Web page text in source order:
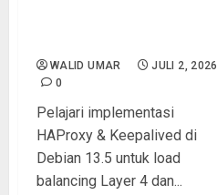
WALID UMAR
JULI 2, 2026
0
Pelajari implementasi
HAProxy & Keepalived di
Debian 13.5 untuk load
balancing Layer 4 dan...